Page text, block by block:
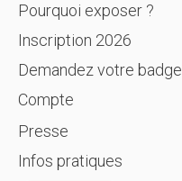
Pourquoi exposer ?
Inscription 2026
Demandez votre badge
Compte
Presse
Infos pratiques